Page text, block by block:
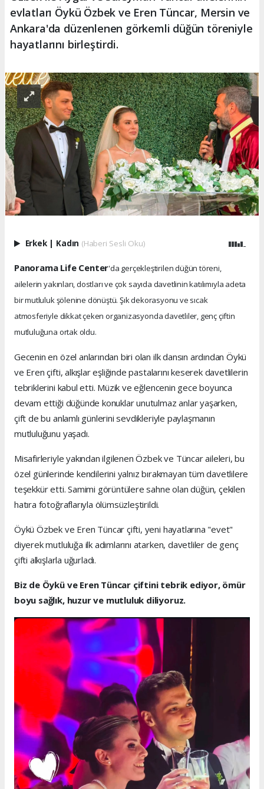
evlatları Öykü Özbek ve Eren Tüncar, Mersin ve
Ankara'da düzenlenen görkemli düğün töreniyle
hayatlarını birleştirdi.
Erkek | Kadın (Haberi Sesli Oku)
Panorama Life Center'da gerçekleştirilen düğün töreni,
ailelerin yakınları, dostları ve çok sayıda davetlinin katılımıyla adeta
bir mutluluk şölenine dönüştü. Şık dekorasyonu ve sıcak
atmosferiyle dikkat çeken organizasyonda davetliler, genç çiftin
mutluluğuna ortak oldu.
Gecenin en özel anlarından biri olan ilk dansın ardından Öykü
ve Eren çifti, alkışlar eşliğinde pastalarını keserek davetlilerin
tebriklerini kabul etti. Müzik ve eğlencenin gece boyunca
devam ettiği düğünde konuklar unutulmaz anlar yaşarken,
çift de bu anlamlı günlerini sevdikleriyle paylaşmanın
mutluluğunu yaşadı.
Misafirleriyle yakından ilgilenen Özbek ve Tüncar aileleri, bu
özel günlerinde kendilerini yalnız bırakmayan tüm davetlilere
teşekkür etti. Samimi görüntülere sahne olan düğün, çekilen
hatıra fotoğraflarıyla ölümsüzleştirildi.
Öykü Özbek ve Eren Tüncar çifti, yeni hayatlarına "evet"
diyerek mutluluğa ilk adımlarını atarken, davetliler de genç
çifti alkışlarla uğurladı.
Biz de Öykü ve Eren Tüncar çiftini tebrik ediyor, ömür
boyu sağlık, huzur ve mutluluk diliyoruz.